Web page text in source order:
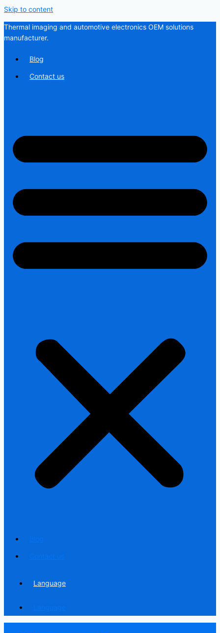
Skip to content
Thermal imaging and automotive electronics OEM solutions
manufacturer.
Blog
Contact us
Language